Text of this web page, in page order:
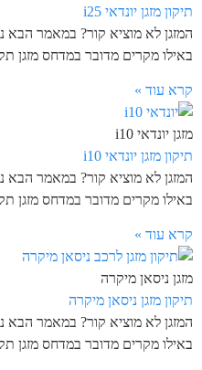
תיקון מזגן יונדאי i25
המזגן לא מוציא קור? במאמר הבא
באילו מקרים מדובר במדחס מזגן
קרא עוד »
מזגן יונדאי i10
תיקון מזגן יונדאי i10
המזגן לא מוציא קור? במאמר הבא
באילו מקרים מדובר במדחס מזגן
קרא עוד »
מזגן ניסאן מיקרה
תיקון מזגן ניסאן מיקרה
המזגן לא מוציא קור? במאמר הבא
באילו מקרים מדובר במדחס מזגן